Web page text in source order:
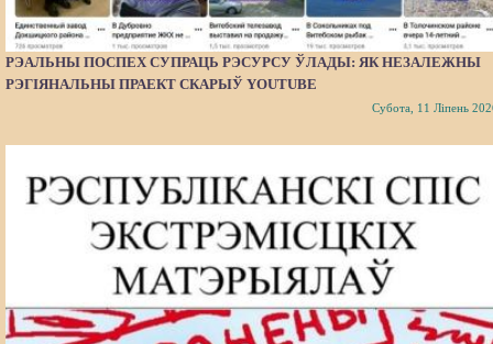
РЭАЛЬНЫ ПОСПЕХ СУПРАЦЬ РЭСУРСУ ЎЛАДЫ: ЯК НЕЗАЛЕЖНЫ
РЭГІЯНАЛЬНЫ ПРАЕКТ СКАРЫЎ YOUTUBE
Субота, 11 Ліпень